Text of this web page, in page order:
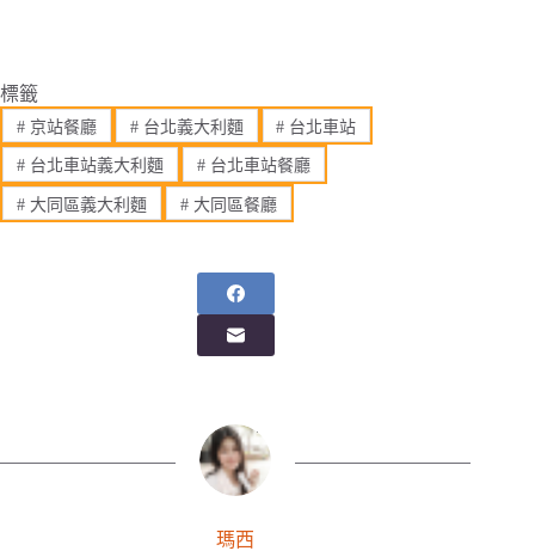
標籤
#京站餐廳 #台北義大利麵 # 台北車站
#台北車站義大利麵 #台北車站餐廳
#大同區義大利麵 #大同區餐廳
瑪西